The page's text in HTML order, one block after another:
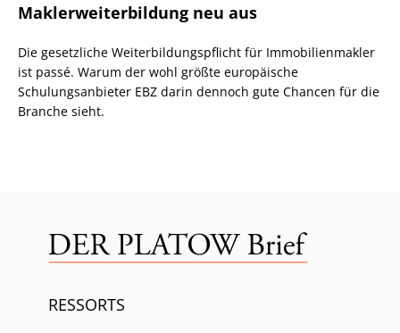
Maklerweiterbildung neu aus
Die gesetzliche Weiterbildungspflicht für Immobilienmakler
ist passé. Warum der wohl größte europäische
Schulungsanbieter EBZ darin dennoch gute Chancen für die
Branche sieht.
RESSORTS